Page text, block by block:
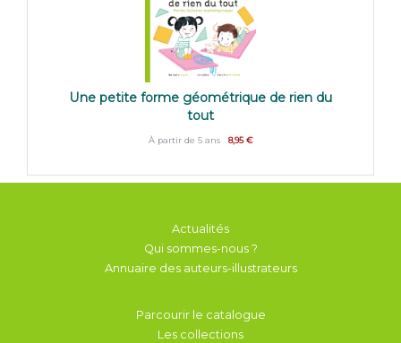
Une petite forme géométrique de rien du
tout
À partir de 5 ans 8,95 €
Actualités
Qui sommes-nous ?
Annuaire des auteurs-illustrateurs
Parcourir le catalogue
Les collections